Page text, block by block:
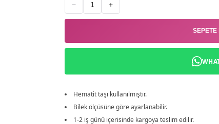
− +
SEPETE
Hematit taşı kullanılmıştır.
Bilek ölçüsüne göre ayarlanabilir.
1-2 iş günü içerisinde kargoya teslim edilir.